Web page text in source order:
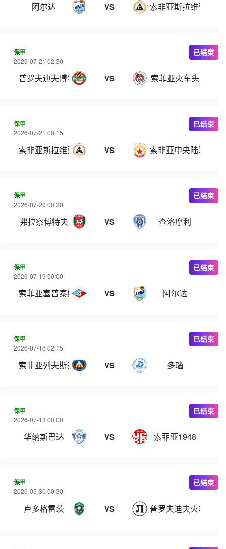
阿尔达 VS 索非亚斯拉维亚
保甲
2026-07-21 02:30
普罗夫迪夫博特夫 VS 索菲亚火车头
已结束
保甲
2026-07-21 00:15
索非亚斯拉维亚 VS 索非亚中央陆军
已结束
保甲
2026-07-20 00:30
弗拉察博特夫 VS 查洛摩利
已结束
保甲
2026-07-19 00:00
索菲亚塞普泰姆夫里 VS 阿尔达
已结束
保甲
2026-07-18 02:15
索非亚列夫斯基 VS 多瑙
已结束
保甲
2026-07-18 00:00
华纳斯巴达 VS 索菲亚1948
已结束
保甲
2026-05-30 00:30
卢多格雷茨 VS 普罗夫迪夫火车头
已结束